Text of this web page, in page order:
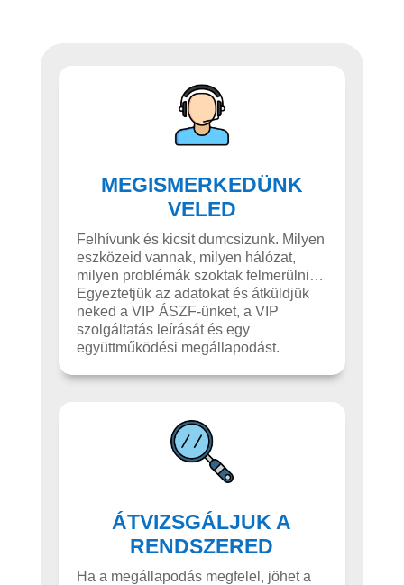
MEGISMERKEDÜNK
VELED
Felhívunk és kicsit dumcsizunk. Milyen
eszközeid vannak, milyen hálózat,
milyen problémák szoktak felmerülni…
Egyeztetjük az adatokat és átküldjük
neked a VIP ÁSZF-ünket, a VIP
szolgáltatás leírását és egy
együttműködési megállapodást.
ÁTVIZSGÁLJUK A
RENDSZERED
Ha a megállapodás megfelel, jöhet a